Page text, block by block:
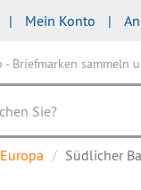
Mein Konto
Europa Südlicher